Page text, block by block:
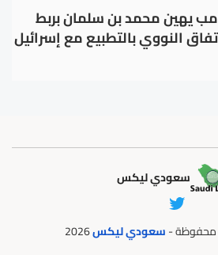
يهين محمد بن سلمان بربط
النووي بالتطبيع مع إسرائيل
سعودي ليكس
محفوظة -سعودي ليكس2026